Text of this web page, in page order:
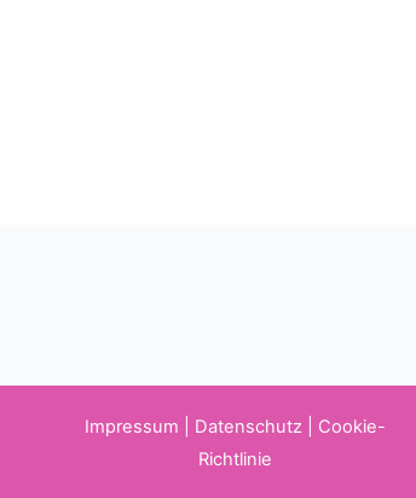
Impressum Datenschutz
Cookie-
Richtlinie